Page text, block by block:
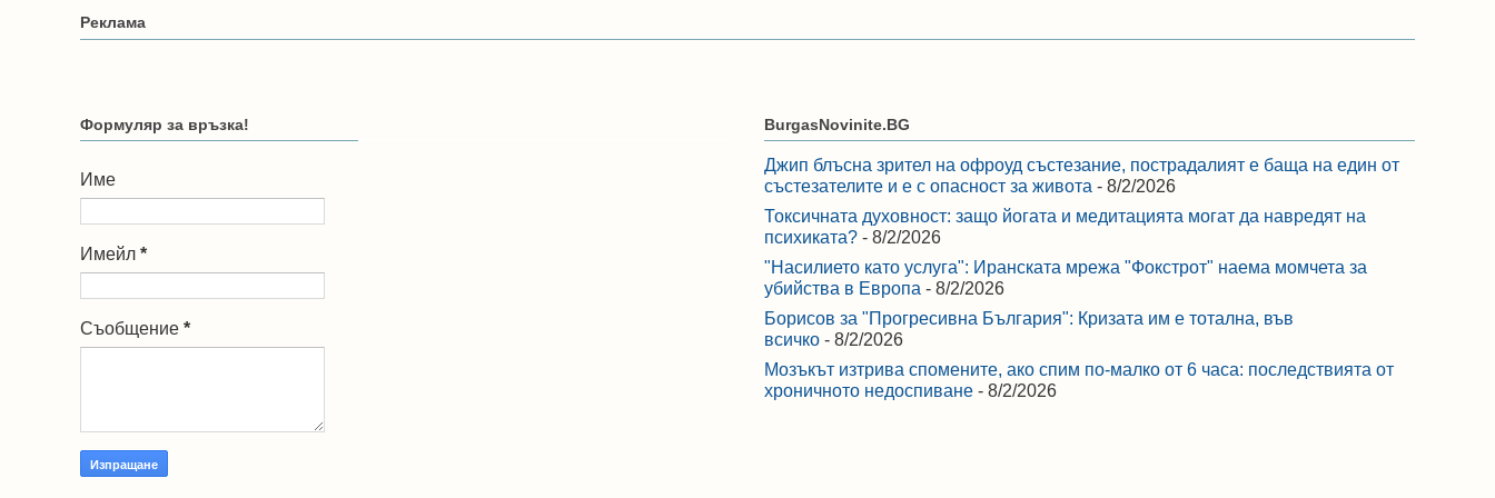
Реклама
Формуляр за връзка!
Име
Имейл *
Съобщение *
BurgasNovinite.BG
Джип блъсна зрител на офроуд състезание, пострадалият е баща на един от
състезателите и е с опасност за живота - 8/2/2026
Токсичната духовност: защо йогата и медитацията могат да навредят на
психиката? - 8/2/2026
"Насилието като услуга": Иранската мрежа "Фокстрот" наема момчета за
убийства в Европа - 8/2/2026
Борисов за "Прогресивна България": Кризата им е тотална, във
всичко - 8/2/2026
Мозъкът изтрива спомените, ако спим по-малко от 6 часа: последствията от
хроничното недоспиване - 8/2/2026